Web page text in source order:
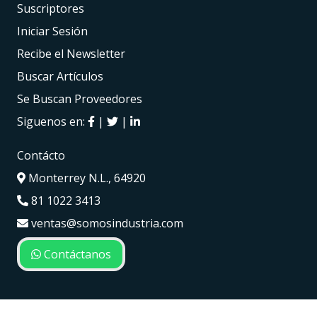
Suscriptores
Iniciar Sesión
Recibe el Newsletter
Buscar Artículos
Se Buscan Proveedores
Siguenos en:
| |
Contácto
Monterrey N.L., 64920
81 1022 3413
ventas@somosindustria.com
Contáctanos